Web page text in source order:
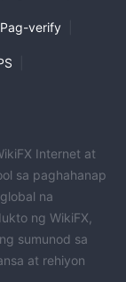
verify
Internet at
sa paghahanap
na
ng WikiFX,
sumunod sa
at rehiyon